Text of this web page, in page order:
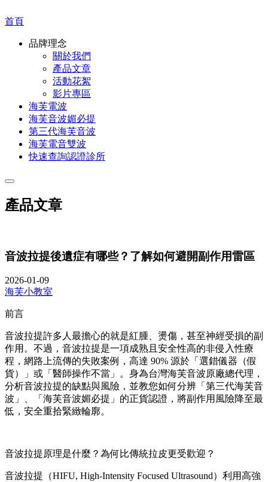
首頁
品牌理念
關於我們
產品文章
活動花絮
影片專區
海芙電波
海芙音波媚必提
第三代海芙音波
海芙電音雙波
快速查詢認證診所
產品文章
音波拉提後遺症有哪些？了解如何避開副作用雷區
2026-01-09
海芙小教室
前言
音波拉提許多人最擔心的就是紅腫、燙傷，甚至神經受損的副
作用。不過，音波拉提是一項成熟且安全性高的非侵入性療
程，網路上流傳的失敗案例，高達 90% 源於「選錯儀器（假
貨）」或「醫師操作不當」。身為台灣海芙音波原廠總代理，
分析音波拉提的缺點與風險，並教您如何分辨「第三代海芙音
波」、「海芙音波媚必提」的正貨認證，將副作用風險降至最
低，安全重拾緊緻輪廓。
音波拉提原理是什麼？為何比傳統拉皮更受歡迎？
音波拉提（HIFU, High-Intensity Focused Ultrasound）利用高強